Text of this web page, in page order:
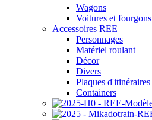
Wagons
Voitures et fourgons
Accessoires REE
Personnages
Matériel roulant
Décor
Divers
Plaques d'itinéraires
Containers